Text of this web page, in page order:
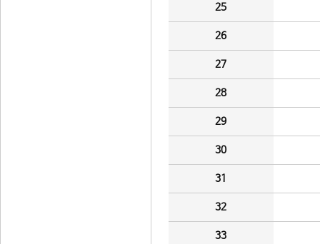
25
26
27
28
29
30
31
32
33